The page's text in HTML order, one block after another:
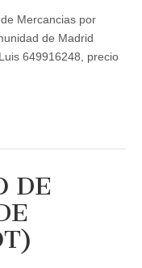
Mercancias por
de Madrid
649916248, precio
DE